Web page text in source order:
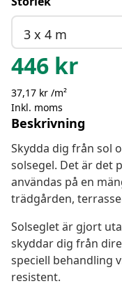
3 x 4 m
446 kr
37,17 kr /m²
Inkl. moms
Beskrivning
Skydda dig från sol
solsegel. Det är det
användas på en
trädgården,
Solseglet är gjort
skyddar dig från
speciell behandling
resistent.